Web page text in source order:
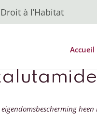
à l’Habitat
Accueil